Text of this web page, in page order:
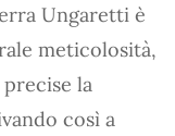
Ungaretti è
meticolosità,
la
così a